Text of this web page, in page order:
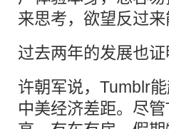
来思考，欲望反过
过去两年的发展也
许朝军说，Tumblr
中美经济差距。尽